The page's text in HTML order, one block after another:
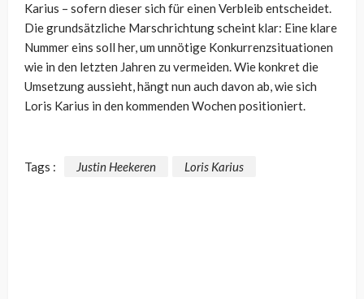
Karius – sofern dieser sich für einen Verbleib entscheidet.
Die grundsätzliche Marschrichtung scheint klar: Eine klare
Nummer eins soll her, um unnötige Konkurrenzsituationen
wie in den letzten Jahren zu vermeiden. Wie konkret die
Umsetzung aussieht, hängt nun auch davon ab, wie sich
Loris Karius in den kommenden Wochen positioniert.
Tags : Justin Heekeren Loris Karius